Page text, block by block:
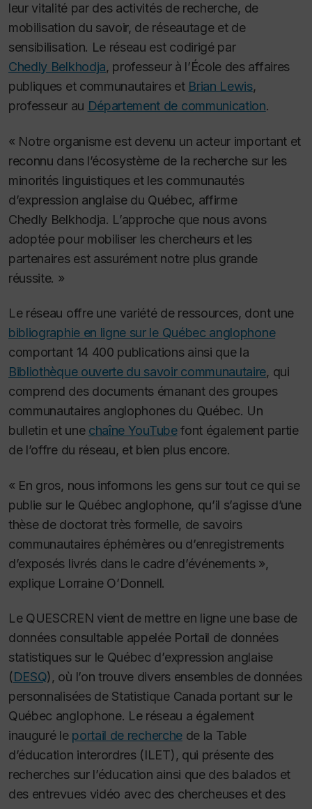
leur vitalité par des activités de recherche, de
mobilisation du savoir, de réseautage et de
sensibilisation. Le réseau est codirigé par
Chedly Belkhodja, professeur à l’École des affaires
publiques et communautaires et Brian Lewis,
professeur au Département de communication.
« Notre organisme est devenu un acteur important et
reconnu dans l’écosystème de la recherche sur les
minorités linguistiques et les communautés
d’expression anglaise du Québec, affirme
Chedly Belkhodja. L’approche que nous avons
adoptée pour mobiliser les chercheurs et les
partenaires est assurément notre plus grande
réussite. »
Le réseau offre une variété de ressources, dont une
bibliographie en ligne sur le Québec anglophone
comportant 14 400 publications ainsi que la
Bibliothèque ouverte du savoir communautaire, qui
comprend des documents émanant des groupes
communautaires anglophones du Québec. Un
bulletin et une chaîne YouTubefont également partie
de l’offre du réseau, et bien plus encore.
« En gros, nous informons les gens sur tout ce qui se
publie sur le Québec anglophone, qu’il s’agisse d’une
thèse de doctorat très formelle, de savoirs
communautaires éphémères ou d’enregistrements
d’exposés livrés dans le cadre d’événements »,
explique Lorraine O’Donnell.
Le QUESCREN vient de mettre en ligne une base de
données consultable appelée Portail de données
statistiques sur le Québec d’expression anglaise
(DESQ), où l’on trouve divers ensembles de données
personnalisées de Statistique Canada portant sur le
Québec anglophone. Le réseau a également
inauguré le portail de recherchede la Table
d’éducation interordres (ILET), qui présente des
recherches sur l’éducation ainsi que des balados et
des entrevues vidéo avec des chercheuses et des